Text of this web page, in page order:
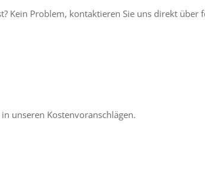
Kein Problem, kontaktieren Sie uns direkt
unseren Kostenvoranschlägen.